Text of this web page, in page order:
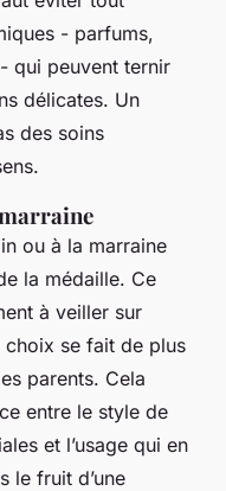
- parfums,
qui peuvent ternir
délicates. Un
des soins
ou à la marraine
la médaille. Ce
à veiller sur
choix se fait de plus
parents. Cela
entre le style de
et l’usage qui en
le fruit d’une